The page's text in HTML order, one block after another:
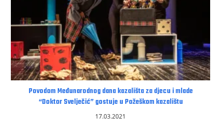
Povodom Međunarodnog dana kazališta za djecu i mlade
“Doktor Svelječić” gostuje u Požeškom kazalištu
17.03.2021